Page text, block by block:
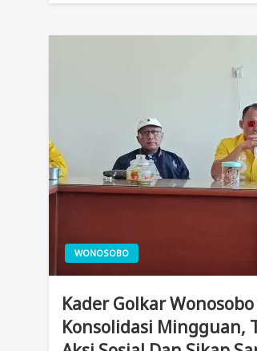
WONOSOBO
Kader Golkar
Konsolidasi Mingguan,